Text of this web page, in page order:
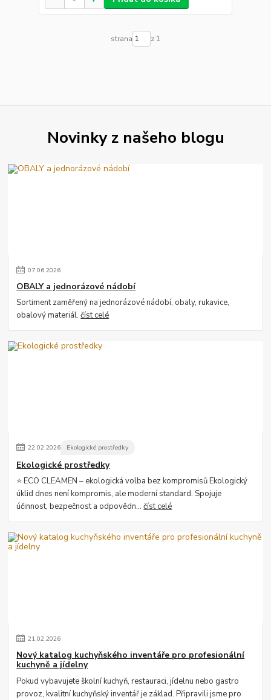
strana z 1
Novinky z našeho blogu
07.06.2026
OBALY a jednorázové nádobí
Sortiment zaměřený na jednorázové nádobí, obaly, rukavice,
obalový materiál.číst celé
22.02.2026 Ekologické prostředky
Ekologické prostředky
⭐ ECO CLEAMEN – ekologická volba bez kompromisů Ekologický
úklid dnes není kompromis, ale moderní standard. Spojuje
účinnost, bezpečnost a odpovědn...číst celé
21.02.2026
Nový katalog kuchyňského inventáře pro profesionální
kuchyně a jídelny
Pokud vybavujete školní kuchyň, restauraci, jídelnu nebo gastro
provoz, kvalitní kuchyňský inventář je základ. Připravili jsme pro